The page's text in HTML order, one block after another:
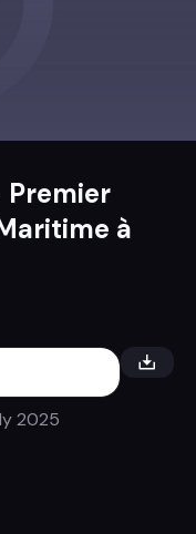
Premier
à
2025